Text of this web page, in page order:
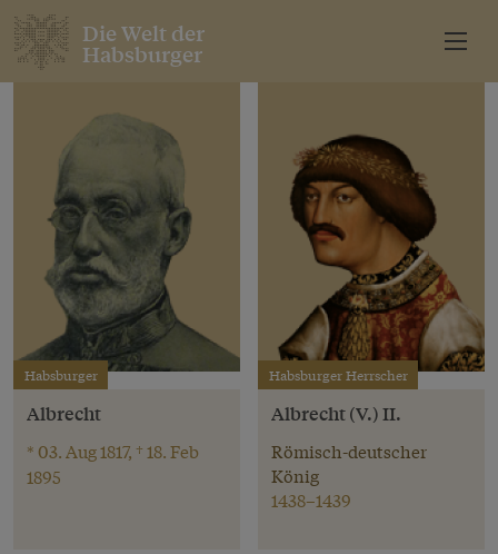
Die Welt der
Habsburger
Habsburger
Albrecht
* 03. Aug 1817, † 18. Feb
1895
Habsburger Herrscher
Albrecht (V.) II.
Römisch-deutscher
König
1438–1439